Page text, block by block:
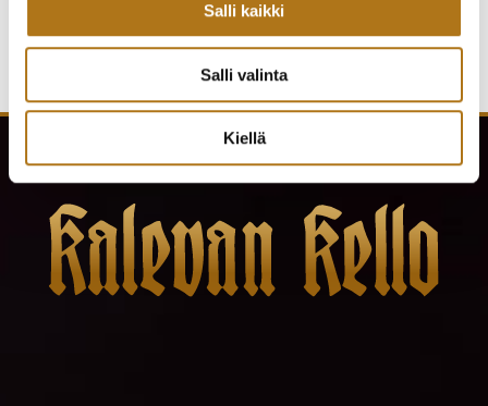
Salli kaikki
Salli valinta
Kiellä